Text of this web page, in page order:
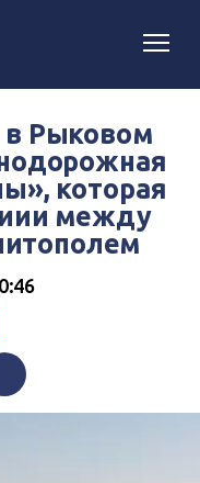
Рыковом
которая
между